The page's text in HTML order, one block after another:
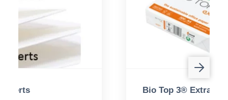
Bio Top 3® Extra